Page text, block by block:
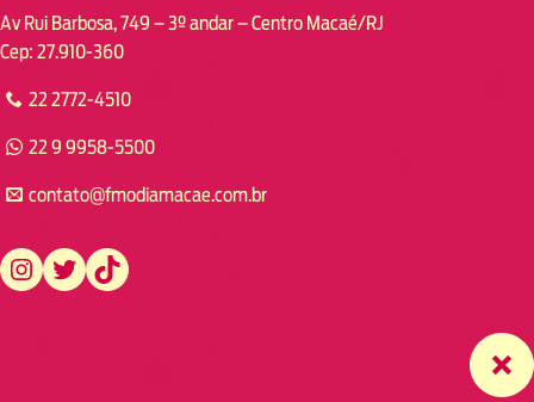
Av Rui Barbosa, 749 – 3º andar – Centro Macaé/RJ
Cep: 27.910-360
22 2772-4510
22 9 9958-5500
contato@fmodiamacae.com.br
https://www.instagram.com/fmodia.macae/ https://twitter.com/fmodia.macae/ https://www.tiktok.com/@fmodia.macae